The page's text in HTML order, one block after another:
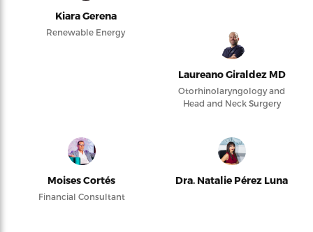
Kiara Gerena
Renewable Energy
Laureano Giraldez MD
Otorhinolaryngology and
Head and Neck Surgery
Moises Cortés
Financial Consultant
Dra. Natalie Pérez Luna